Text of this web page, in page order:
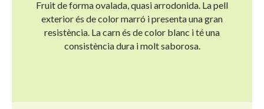
Fruit de forma ovalada, quasi arrodonida. La pell
exterior és de color marró i presenta una gran
resistència. La carn és de color blanc i té una
consistència dura i molt saborosa.